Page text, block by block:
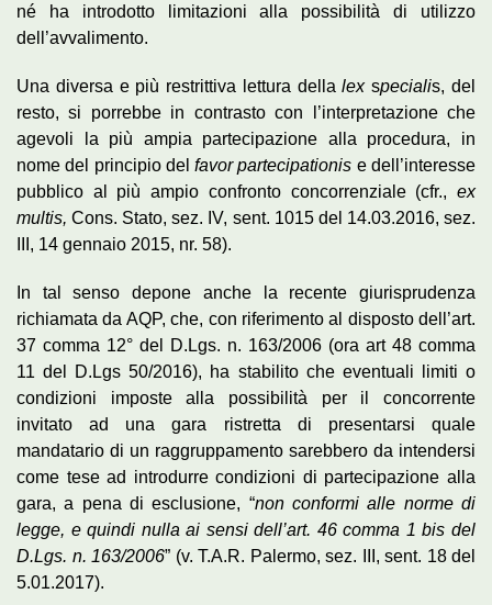
né ha introdotto limitazioni alla possibilità di utilizzo
dell’avvalimento.
Una diversa e più restrittiva lettura dellalexspecialis, del
resto, si porrebbe in contrasto con l’interpretazione che
agevoli la più ampia partecipazione alla procedura, in
nome del principio delfavor partecipationis e dell’interesse
pubblico al più ampio confronto concorrenziale (cfr., ex
multis, Cons. Stato, sez. IV, sent. 1015 del 14.03.2016, sez.
III, 14 gennaio 2015, nr. 58).
In tal senso depone anche la recente giurisprudenza
richiamata da AQP, che, con riferimento al disposto dell’art.
37 comma 12° del D.Lgs. n. 163/2006 (ora art 48 comma
11 del D.Lgs 50/2016), ha stabilito che eventuali limiti o
condizioni imposte alla possibilità per il concorrente
invitato ad una gara ristretta di presentarsi quale
mandatario di un raggruppamento sarebbero da intendersi
come tese ad introdurre condizioni di partecipazione alla
gara, a pena di esclusione, “non conformi alle norme di
legge, e quindi nulla ai sensi dell’art. 46 comma 1 bis del
D.Lgs. n. 163/2006” (v. T.A.R. Palermo, sez. III, sent. 18 del
5.01.2017).